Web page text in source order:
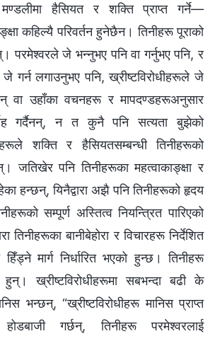
हैसियत र शक्ति प्राप्त गर्ने—
कहिल्यै परिवर्तन हुनेछैन। तिनीहरू पूराको
परमेश्‍वरले जे भन्‍नुभए पनि वा गर्नुभए पनि, र
गर्न लगाउनुभए पनि, ख्रीष्टविरोधीहरूले जे
वा उहाँका वचनहरू र मापदण्डहरूअनुसार
गर्दैनन्, न त कुनै पनि सत्यता बुझेको
शक्ति र हैसियतसम्‍बन्धी तिनीहरूको
जतिखेर पनि तिनीहरूका महत्वाकाङ्क्षा र
हन्छन्, यिनैद्वारा अझै पनि तिनीहरूको हृदय
सम्पूर्ण अस्तित्व नियन्त्रित पारिएको
तिनीहरूका बानीबेहोरा र विचारहरू निर्देशित
मार्ग निर्धारित भएको हुन्छ। तिनीहरू
हुन्। ख्रीष्टविरोधीहरूमा सबभन्दा बढी के
भन्छन्, “ख्रीष्टविरोधीहरू मानिस प्राप्त
गर्छन्, तिनीहरू परमेश्वरलाई